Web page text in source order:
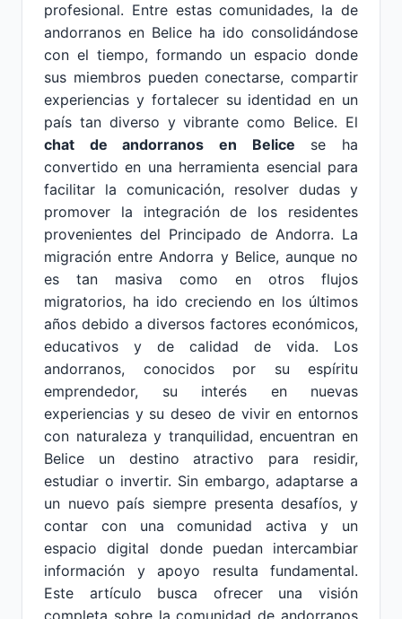
profesional. Entre estas comunidades, la de
andorranos en Belice ha ido consolidándose
con el tiempo, formando un espacio donde
sus miembros pueden conectarse, compartir
experiencias y fortalecer su identidad en un
país tan diverso y vibrante como Belice. El
chat de andorranos en Belice se ha
convertido en una herramienta esencial para
facilitar la comunicación, resolver dudas y
promover la integración de los residentes
provenientes del Principado de Andorra. La
migración entre Andorra y Belice, aunque no
es tan masiva como en otros flujos
migratorios, ha ido creciendo en los últimos
años debido a diversos factores económicos,
educativos y de calidad de vida. Los
andorranos, conocidos por su espíritu
emprendedor, su interés en nuevas
experiencias y su deseo de vivir en entornos
con naturaleza y tranquilidad, encuentran en
Belice un destino atractivo para residir,
estudiar o invertir. Sin embargo, adaptarse a
un nuevo país siempre presenta desafíos, y
contar con una comunidad activa y un
espacio digital donde puedan intercambiar
información y apoyo resulta fundamental.
Este artículo busca ofrecer una visión
completa sobre la comunidad de andorranos